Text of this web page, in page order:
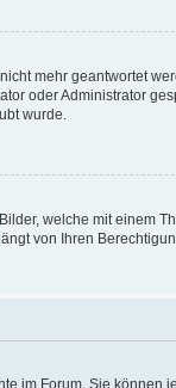
mehr geantwortet
oder Administrator
wurde.
welche mit einem
von Ihren
im Forum. Sie können